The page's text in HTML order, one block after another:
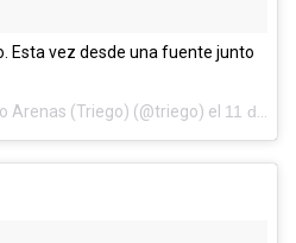
Esta vez desde una fuente junto
Arenas (Triego) (@triego) el 11 de Sep de 2014 a la(s) 6:43 PDT